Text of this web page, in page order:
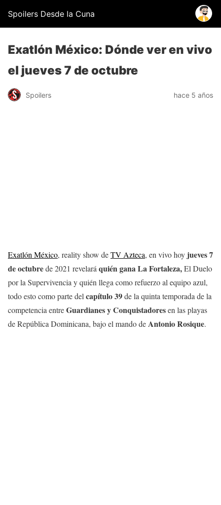
Spoilers Desde la Cuna
Exatlón México: Dónde ver en vivo
el jueves 7 de octubre
Spoilers hace 5 años
Exatlón México, reality show deTV Azteca, en vivo hoy jueves 7
de octubrede 2021 revelará quién gana La Fortaleza,El Duelo
por la Supervivencia y quién llega como refuerzo al equipo azul,
todo esto como parte del capítulo 39de la quinta temporada de la
competencia entreGuardianes y Conquistadoresen las playas
de República Dominicana, bajo el mando deAntonio Rosique.